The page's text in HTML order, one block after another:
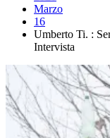
Marzo
16
Umberto Ti. :
Intervista